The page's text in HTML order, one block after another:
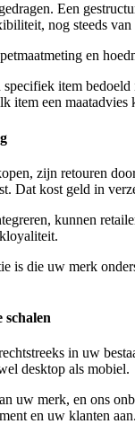
Een
nog steeds van
en
item
item een
zijn retouren
Dat kost geld in
kunnen
is die uw merk
schalen
in uw
desktop als mobiel.
uw merk, en ons
en uw klanten aan.